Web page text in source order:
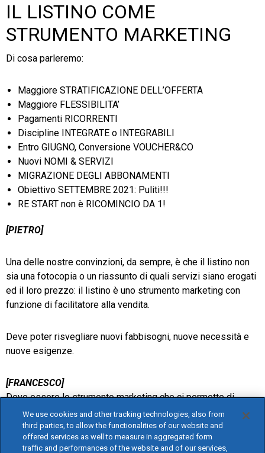
IL LISTINO COME
STRUMENTO MARKETING
Di cosa parleremo:
Maggiore STRATIFICAZIONE DELL’OFFERTA
Maggiore FLESSIBILITA’
Pagamenti RICORRENTI
Discipline INTEGRATE o INTEGRABILI
Entro GIUGNO, Conversione VOUCHER&CO
Nuovi NOMI & SERVIZI
MIGRAZIONE DEGLI ABBONAMENTI
Obiettivo SETTEMBRE 2021: Puliti!!!
RE START non è RICOMINCIO DA 1!
[PIETRO]
Una delle nostre convinzioni, da sempre, è che il listino non
sia una fotocopia o un riassunto di quali servizi siano erogati
ed il loro prezzo: il listino è uno strumento marketing con
funzione di facilitatore alla vendita.
Deve poter risvegliare nuovi fabbisogni, nuove necessità e
nuove esigenze.
[FRANCESCO]
Deve essere lo strumento marketing che ci permette di
creare abbonamenti o di vendere servizi propedeutici alla
vendita di altri servizi a maggior valore aggiunto.
We use cookies and other tracking technologies, also from
third parties, to allow the functionalities of our website and
offered services as well to measure in aggregated form
traffic and performances of the website and of our services,